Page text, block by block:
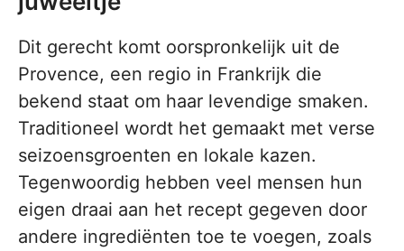
Dit gerecht komt oorspronkelijk uit de
Provence, een regio in Frankrijk die
bekend staat om haar levendige smaken.
Traditioneel wordt het gemaakt met verse
seizoensgroenten en lokale kazen.
Tegenwoordig hebben veel mensen hun
eigen draai aan het recept gegeven door
andere ingrediënten toe te voegen, zoals